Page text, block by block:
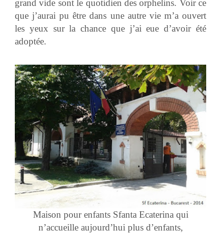
grand vide sont le quotidien des orphelins. Voir ce
que j’aurai pu être dans une autre vie m’a ouvert
les yeux sur la chance que j’ai eue d’avoir été
adoptée.
Maison pour enfants Sfanta Ecaterina qui
n’accueille aujourd’hui plus d’enfants,